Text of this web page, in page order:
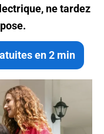
ne tardez
en 2 min